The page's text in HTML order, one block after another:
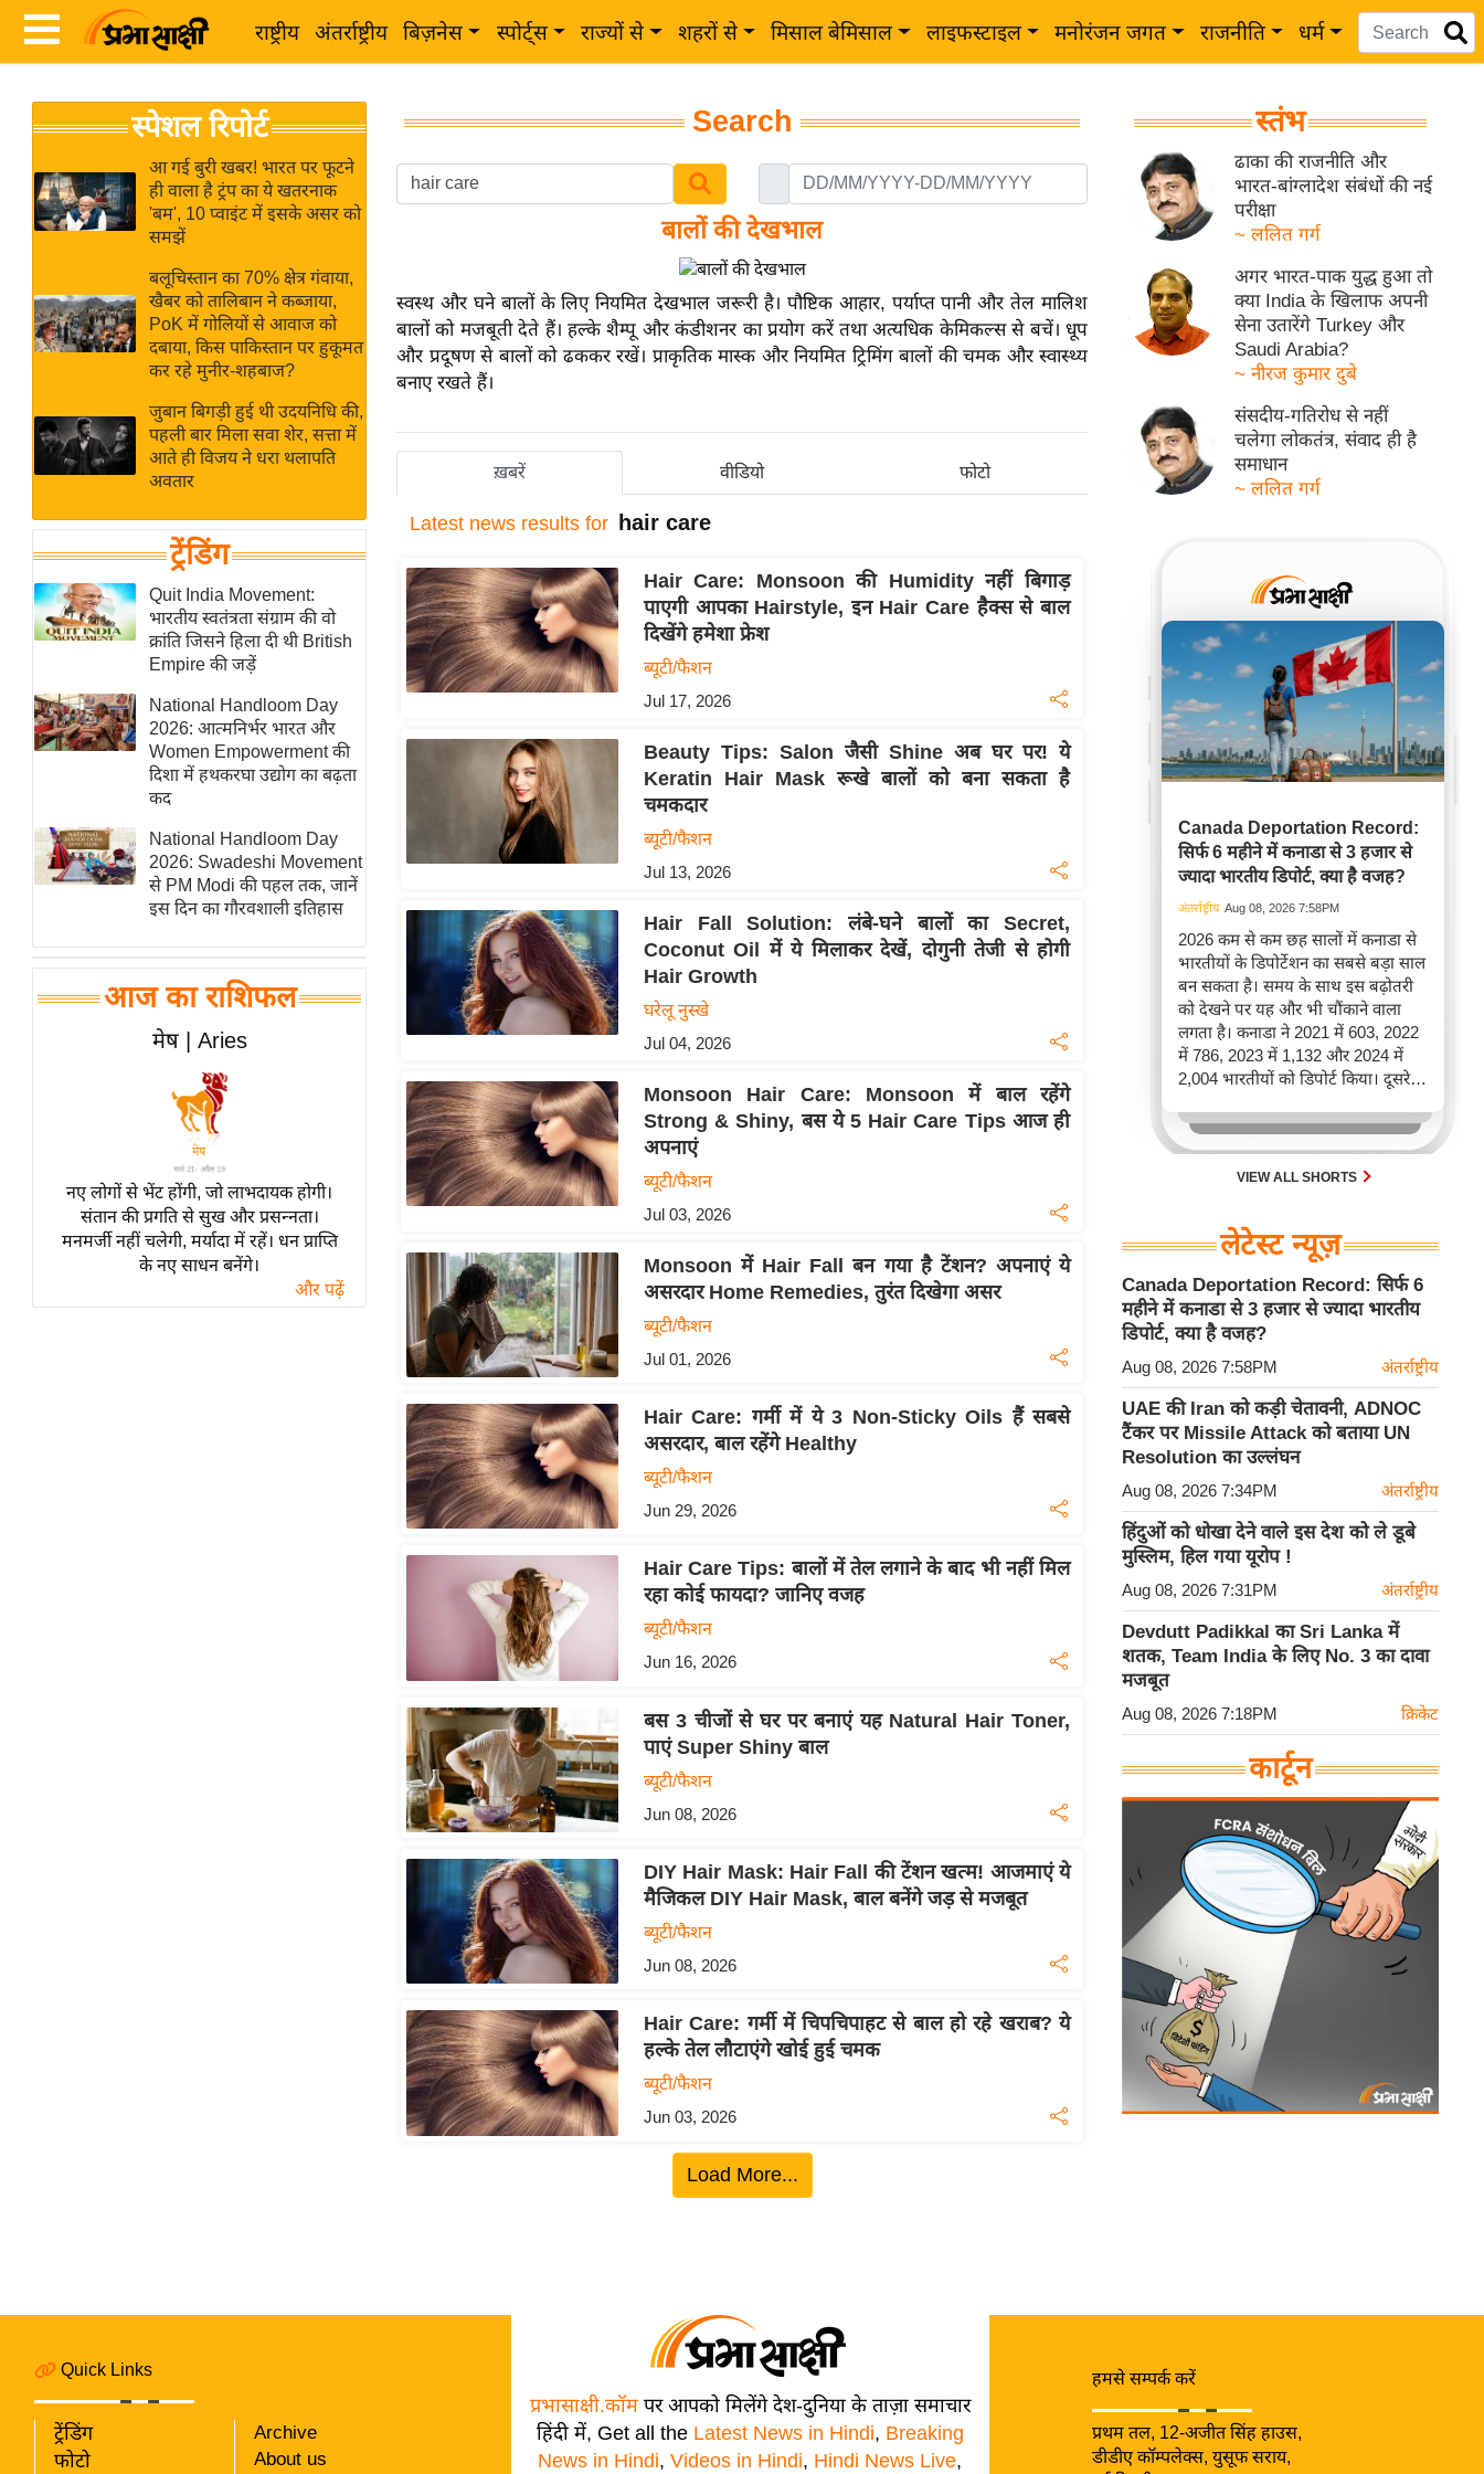
राष्ट्रीय अंतर्राष्ट्रीय बिज़नेस स्पोर्ट्स राज्यों से शहरों से मिसाल बेमिसाल लाइफस्टाइल मनोरंजन जगत राजनीति धर्म
News
Hindi
Live
News in
Hindi
News
Hindi
Videos
ख
ब
र
अंतर्राष्ट्रीय
बिज़नेस
विशेषज्ञ
राय
खेल
क्रिकेट
IPL
2026
ई-पेपर
मिसाल बेमिसाल
शख्सियत
यंग इंडिया
साहित्य जगत
ऑटो वर्ल्ड
न्यूज ब्रीफ
बॉलीवुड
हॉलीवुड
फिल्म समीक्षा
लाइफस्टाइल
टेक्नॉलॉजी
ब्यूटी/फैशन
घरेलू नुस्खे
पर्यटन स्थल
फिटनेस मंत्रा
s
विधानसभा
चुनाव
फोटो
वीडियो
स्पेशल रिपोर्ट
आ गई बुरी खबर! भारत पर फूटने
ही वाला है ट्रंप का ये खतरनाक
'बम', 10 प्वाइंट में इसके असर को
समझें
बलूचिस्तान का 70% क्षेत्र गंवाया,
खैबर को तालिबान ने कब्जाया,
PoK में गोलियों से आवाज को
दबाया, किस पाकिस्तान पर हुकूमत
कर रहे मुनीर-शहबाज?
जुबान बिगड़ी हुई थी उदयनिधि की,
पहली बार मिला सवा शेर, सत्ता में
आते ही विजय ने धरा थलापति
अवतार
ट्रेंडिंग
Quit India Movement:
भारतीय स्वतंत्रता संग्राम की वो
क्रांति जिसने हिला दी थी British
Empire की जड़ें
National Handloom Day
2026: आत्मनिर्भर भारत और
Women Empowerment की
दिशा में हथकरघा उद्योग का बढ़ता
कद
National Handloom Day
2026: Swadeshi Movement
से PM Modi की पहल तक, जानें
इस दिन का गौरवशाली इतिहास
आज का राशिफल
मेष | Aries
नए लोगों से भेंट होंगी, जो लाभदायक होगी।
संतान की प्रगति से सुख और प्रसन्नता।
मनमर्जी नहीं चलेगी, मर्यादा में रहें। धन प्राप्ति
के नए साधन बनेंगे।
और पढ़ें
Search
बालों की देखभाल
स्वस्थ और घने बालों के लिए नियमित देखभाल जरूरी है। पौष्टिक आहार, पर्याप्त पानी और तेल मालिश
बालों को मजबूती देते हैं। हल्के शैम्पू और कंडीशनर का प्रयोग करें तथा अत्यधिक केमिकल्स से बचें। धूप
और प्रदूषण से बालों को ढककर रखें। प्राकृतिक मास्क और नियमित ट्रिमिंग बालों की चमक और स्वास्थ्य
बनाए रखते हैं।
ख़बरें वीडियो फोटो
Latest news results for hair care
Hair Care: Monsoon की Humidity नहीं बिगाड़
पाएगी आपका Hairstyle, इन Hair Care हैक्स से बाल
दिखेंगे हमेशा फ्रेश
ब्यूटी/फैशन
Jul 17, 2026
Beauty Tips: Salon जैसी Shine अब घर पर! ये
Keratin Hair Mask रूखे बालों को बना सकता है
चमकदार
ब्यूटी/फैशन
Jul 13, 2026
Hair Fall Solution: लंबे-घने बालों का Secret,
Coconut Oil में ये मिलाकर देखें, दोगुनी तेजी से होगी
Hair Growth
घरेलू नुस्खे
Jul 04, 2026
Monsoon Hair Care: Monsoon में बाल रहेंगे
Strong & Shiny, बस ये 5 Hair Care Tips आज ही
अपनाएं
ब्यूटी/फैशन
Jul 03, 2026
Monsoon में Hair Fall बन गया है टेंशन? अपनाएं ये
असरदार Home Remedies, तुरंत दिखेगा असर
ब्यूटी/फैशन
Jul 01, 2026
Hair Care: गर्मी में ये 3 Non-Sticky Oils हैं सबसे
असरदार, बाल रहेंगे Healthy
ब्यूटी/फैशन
Jun 29, 2026
Hair Care Tips: बालों में तेल लगाने के बाद भी नहीं मिल
रहा कोई फायदा? जानिए वजह
ब्यूटी/फैशन
Jun 16, 2026
बस 3 चीजों से घर पर बनाएं यह Natural Hair Toner,
पाएं Super Shiny बाल
ब्यूटी/फैशन
Jun 08, 2026
DIY Hair Mask: Hair Fall की टेंशन खत्म! आजमाएं ये
मैजिकल DIY Hair Mask, बाल बनेंगे जड़ से मजबूत
ब्यूटी/फैशन
Jun 08, 2026
Hair Care: गर्मी में चिपचिपाहट से बाल हो रहे खराब? ये
हल्के तेल लौटाएंगे खोई हुई चमक
ब्यूटी/फैशन
Jun 03, 2026
Load More...
स्तंभ
ढाका की राजनीति और
भारत-बांग्लादेश संबंधों की नई
परीक्षा
~ ललित गर्ग
अगर भारत-पाक युद्ध हुआ तो
क्या India के खिलाफ अपनी
सेना उतारेंगे Turkey और
Saudi Arabia?
~ नीरज कुमार दुबे
संसदीय-गतिरोध से नहीं
चलेगा लोकतंत्र, संवाद ही है
समाधान
~ ललित गर्ग
Canada Deportation Record:
सिर्फ 6 महीने में कनाडा से 3 हजार से
ज्यादा भारतीय डिपोर्ट, क्या है वजह?
अंतर्राष्ट्रीय Aug 08, 2026 7:58PM
2026 कम से कम छह सालों में कनाडा से
भारतीयों के डिपोर्टेशन का सबसे बड़ा साल
बन सकता है। समय के साथ इस बढ़ोतरी
को देखने पर यह और भी चौंकाने वाला
लगता है। कनाडा ने 2021 में 603, 2022
में 786, 2023 में 1,132 और 2024 में
2,004 भारतीयों को डिपोर्ट किया। दूसरे
पूरे साल की तुलना में 2026 की पहली
छमाही में ज़्यादा भारतीयों को वापस भेजा
VIEW ALL SHORTS
लेटेस्ट न्यूज़
Canada Deportation Record: सिर्फ 6
महीने में कनाडा से 3 हजार से ज्यादा भारतीय
डिपोर्ट, क्या है वजह?
Aug 08, 2026 7:58PM अंतर्राष्ट्रीय
UAE की Iran को कड़ी चेतावनी, ADNOC
टैंकर पर Missile Attack को बताया UN
Resolution का उल्लंघन
Aug 08, 2026 7:34PM अंतर्राष्ट्रीय
हिंदुओं को धोखा देने वाले इस देश को ले डूबे
मुस्लिम, हिल गया यूरोप !
Aug 08, 2026 7:31PM अंतर्राष्ट्रीय
Devdutt Padikkal का Sri Lanka में
शतक, Team India के लिए No. 3 का दावा
मजबूत
Aug 08, 2026 7:18PM क्रिकेट
कार्टून
Quick Links
ट्रेंडिंग
फोटो
Archive
About us
प्रभासाक्षी.कॉमपर आपको मिलेंगे देश-दुनिया के ताज़ा समाचार
हिंदी में, Get all the Latest News in Hindi, Breaking
News in Hindi,Videos in Hindi, Hindi News Live,
हमसे सम्पर्क करें
प्रथम तल, 12-अजीत सिंह हाउस,
डीडीए कॉम्पलेक्स, युसूफ सराय,